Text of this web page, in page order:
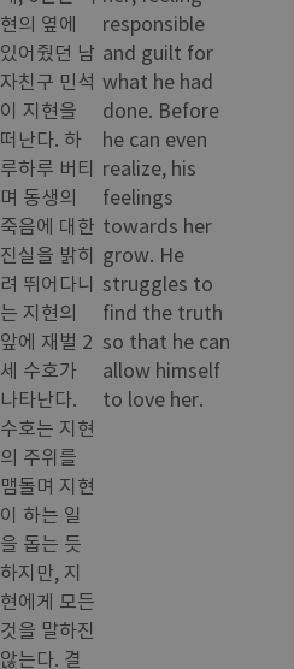
현의 옆에
있어줬던 남
자친구 민석
이 지현을
떠난다. 하
루하루 버티
며 동생의
죽음에 대한
진실을 밝히
려 뛰어다니
는 지현의
앞에 재벌 2
세 수호가
나타난다.
수호는 지현
의 주위를
맴돌며 지현
이 하는 일
을 돕는 듯
하지만, 지
현에게 모든
것을 말하진
않는다. 결
responsible
and guilt for
what he had
done. Before
he can even
realize, his
feelings
towards her
grow. He
struggles to
find the truth
so that he can
allow himself
to love her.